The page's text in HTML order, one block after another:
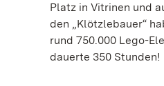
Platz in Vitrinen und
den „Klötzlebauer“
rund 750.000 Lego-
dauerte 350 Stunden!